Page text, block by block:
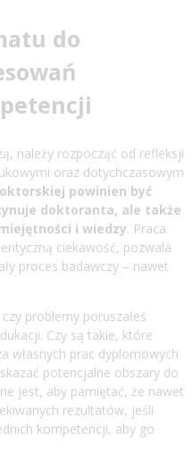
do
należy rozpocząć od refleksji
oraz dotychczasowym
powinien być
doktoranta, ale także
i wiedzy. Praca
ciekawość, pozwala
proces badawczy – nawet
problemy poruszałeś
Czy są takie, które
własnych prac dyplomowych
potencjalne obszary do
jest, aby pamiętać, że nawet
rezultatów, jeśli
kompetencji, aby go